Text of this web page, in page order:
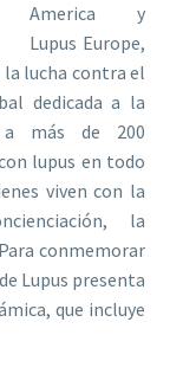
America y
Lupus Europe,
la lucha contra el
dedicada a la
a más de 200
lupus en todo
viven con la
la
conmemorar
Lupus presenta
que incluye